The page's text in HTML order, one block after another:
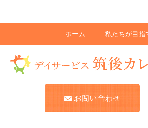
ホーム 私たちが目指
お問い合わせ